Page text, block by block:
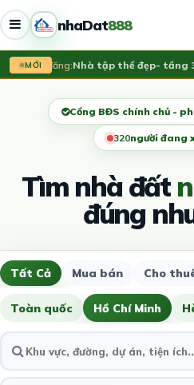
nhaDat888
MỚI
Vừa đăng:Nhà tập thể đẹp- tầng 3-
Cổng BĐS chính chủ -
321người đang
Tìm nhà đất
đúng
Tất Cả Mua bán Cho
Toàn quốc Hồ Chí Minh